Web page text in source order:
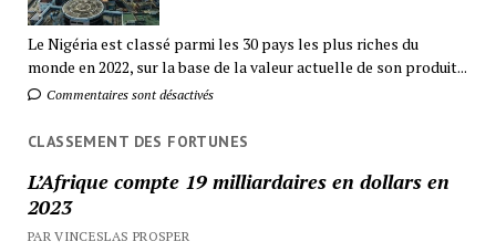
Le Nigéria est classé parmi les 30 pays les plus riches du
monde en 2022, sur la base de la valeur actuelle de son produit...
Commentaires sont désactivés
CLASSEMENT DES FORTUNES
L’Afrique compte 19 milliardaires en dollars en
2023
PAR VINCESLAS PROSPER